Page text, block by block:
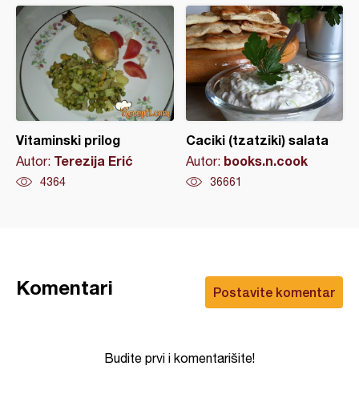
Vitaminski prilog
Autor: Terezija Erić
4364
Caciki (tzatziki) salata
Autor: books.n.cook
36661
Postavite komentar
Komentari
Budite prvi i komentarišite!